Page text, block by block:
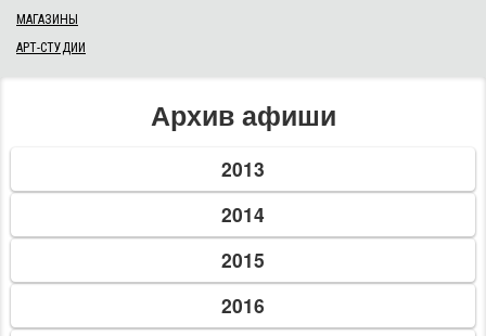
МАГАЗИНЫ
АРТ-СТУДИИ
Архив афиши
2013
2014
2015
2016